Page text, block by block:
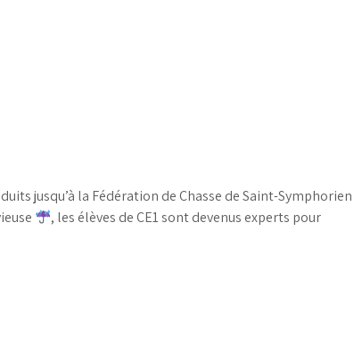
jusqu’à la Fédération de Chasse de Saint-Symphorien
, les élèves de CE1 sont devenus experts pour